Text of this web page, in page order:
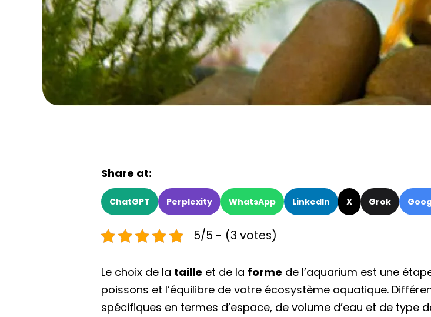
Share at:
ChatGPT Perplexity WhatsApp LinkedIn X Grok
5/5 - (3 votes)
Le choix de la taille et de la forme de l’aquarium est une
poissons et l’équilibre de votre écosystème aquatique.
spécifiques en termes d’espace, de volume d’eau et de type